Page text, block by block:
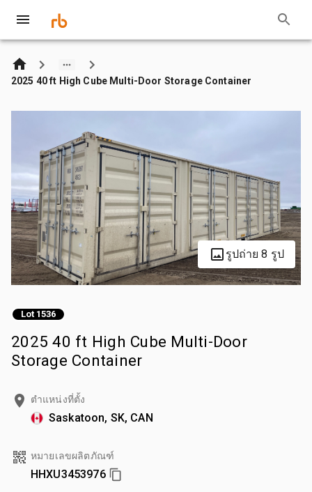
2025 40 ft High Cube Multi-Door Storage Container
รูปถ่าย 8 รูป
Lot 1536
2025 40 ft High Cube Multi-Door
Storage Container
ตำแหน่งที่ตั้ง
Saskatoon, SK, CAN
หมายเลขผลิตภัณฑ์
HHXU3453976